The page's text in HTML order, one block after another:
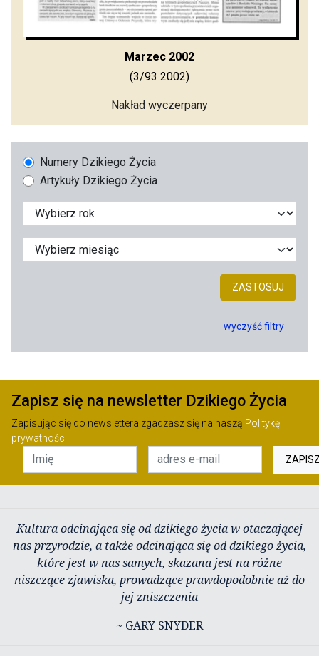
Marzec 2002
(3/93 2002)
Nakład wyczerpany
Numery Dzikiego Życia
Artykuły Dzikiego Życia
ZASTOSUJ
wyczyść filtry
Zapisz się na newsletter Dzikiego Życia
Zapisując się do newslettera zgadzasz się na naszą Politykę
prywatności
Kultura odcinająca się od dzikiego życia w otaczającej
nas przyrodzie, a także odcinająca się od dzikiego życia,
które jest w nas samych, skazana jest na różne
niszczące zjawiska, prowadzące prawdopodobnie aż do
jej zniszczenia
~ GARY SNYDER